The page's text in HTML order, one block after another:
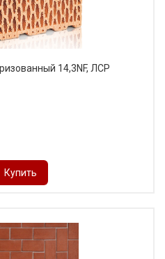
14,3NF, ЛСР
Купить